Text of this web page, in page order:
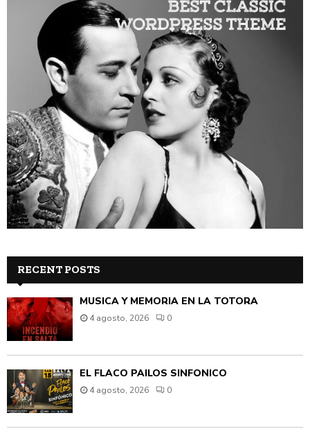
RECENT POSTS
MÚSICA Y MEMORIA EN LA TOTORA
4 agosto, 2026 0
EL FLACO PAILOS SINFÓNICO
4 agosto, 2026 0